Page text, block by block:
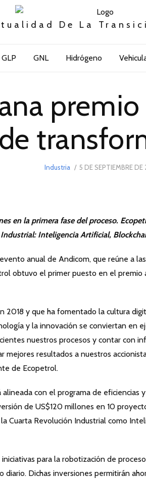
De La
GLP GNL Hidrógeno
Industria
POSTED
5 DE SEPTIEMBRE DE
en la primera fase del proceso.
Inteligencia Artificial,
anual de Andicom, que reúne a
obtuvo el primer puesto en el premio
2018 y que ha fomentado la cultura
y la innovación se conviertan en
nuestros procesos y contar con
resultados a nuestros
de Ecopetrol.
con el programa de eficiencias
de US$120 millones en 10
Cuarta Revolución Industrial como
para la robotización de
Dichas inversiones permitirán